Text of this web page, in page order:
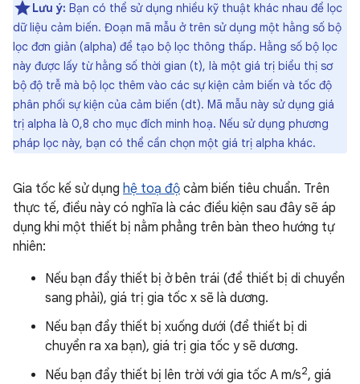
Lưu ý: Bạn có thể sử dụng nhiều kỹ thuật khác nhau để lọc
dữ liệu cảm biến. Đoạn mã mẫu ở trên sử dụng một hằng số bộ
lọc đơn giản (alpha) để tạo bộ lọc thông thấp. Hằng số bộ lọc
này được lấy từ hằng số thời gian (t), là một giá trị biểu thị sơ
bộ độ trễ mà bộ lọc thêm vào các sự kiện cảm biến và tốc độ
phân phối sự kiện của cảm biến (dt). Mã mẫu này sử dụng giá
trị alpha là 0,8 cho mục đích minh hoạ. Nếu sử dụng phương
pháp lọc này, bạn có thể cần chọn một giá trị alpha khác.
Gia tốc kế sử dụng hệ toạ độ cảm biến tiêu chuẩn. Trên
thực tế, điều này có nghĩa là các điều kiện sau đây sẽ áp
dụng khi một thiết bị nằm phẳng trên bàn theo hướng tự
nhiên:
Nếu bạn đẩy thiết bị ở bên trái (để thiết bị di chuyển
sang phải), giá trị gia tốc x sẽ là dương.
Nếu bạn đẩy thiết bị xuống dưới (để thiết bị di
chuyển ra xa bạn), giá trị gia tốc y sẽ dương.
Nếu bạn đẩy thiết bị lên trời với gia tốc A m/s2, giá